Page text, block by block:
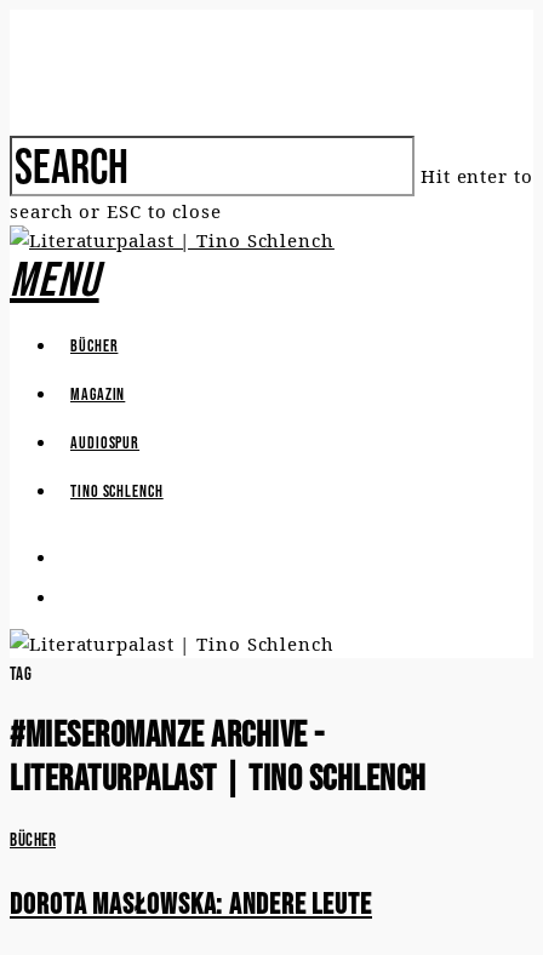
Hit enter to
search or ESC to close
Menu
Bücher
Magazin
Audiospur
Tino Schlench
Tag
#mieseromanze Archive -
Literaturpalast | Tino Schlench
Bücher
Dorota Masłowska: Andere Leute